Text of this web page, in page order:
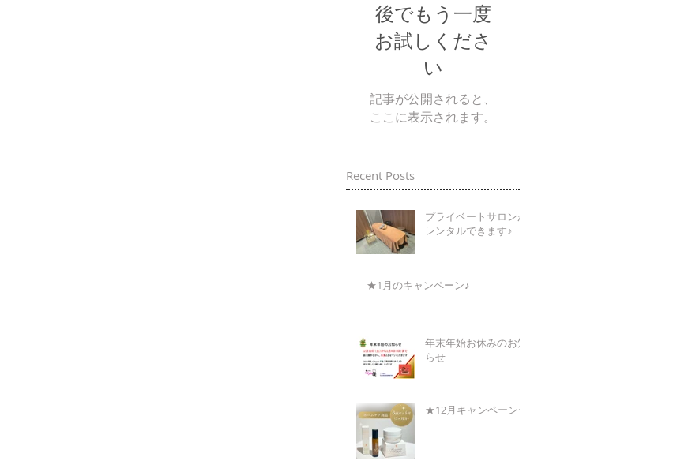
後でもう一度
お試しくださ
い
記事が公開されると、
ここに表示されます。
Recent Posts
プライベートサロンが
レンタルできます♪
★1月のキャンペーン♪
年末年始お休みのお知
らせ
★12月キャンペーン★